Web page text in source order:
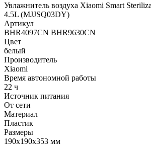
Увлажнитель воздуха Xiaomi Smart
4.5L (MJJSQ03DY)
Артикул
BHR4097CN BHR9630CN
Цвет
белый
Производитель
Xiaomi
Время автономной работы
22 ч
Источник питания
От сети
Материал
Пластик
Размеры
190х190х353 мм